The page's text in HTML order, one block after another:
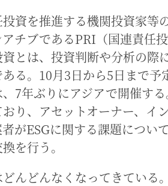
資を推進する機関投資家等
チブであるPRI（国連責任
とは、投資判断や分析の際
る。10月3日から5日まで予
7年ぶりにアジアで開催す
り、アセットオーナー、イ
がESGに関する課題につい
を行う。
どんどんなくなってきている